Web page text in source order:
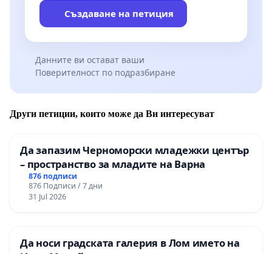
Създаване на петиция
Данните ви остават ваши
Поверителност по подразбиране
Други петиции, които може да Ви интересуват
Да запазим Черноморски младежки център
– пространство за младите на Варна
876 подписи
876 Подписи / 7 дни
31 Jul 2026
Да носи градската галерия в Лом името на